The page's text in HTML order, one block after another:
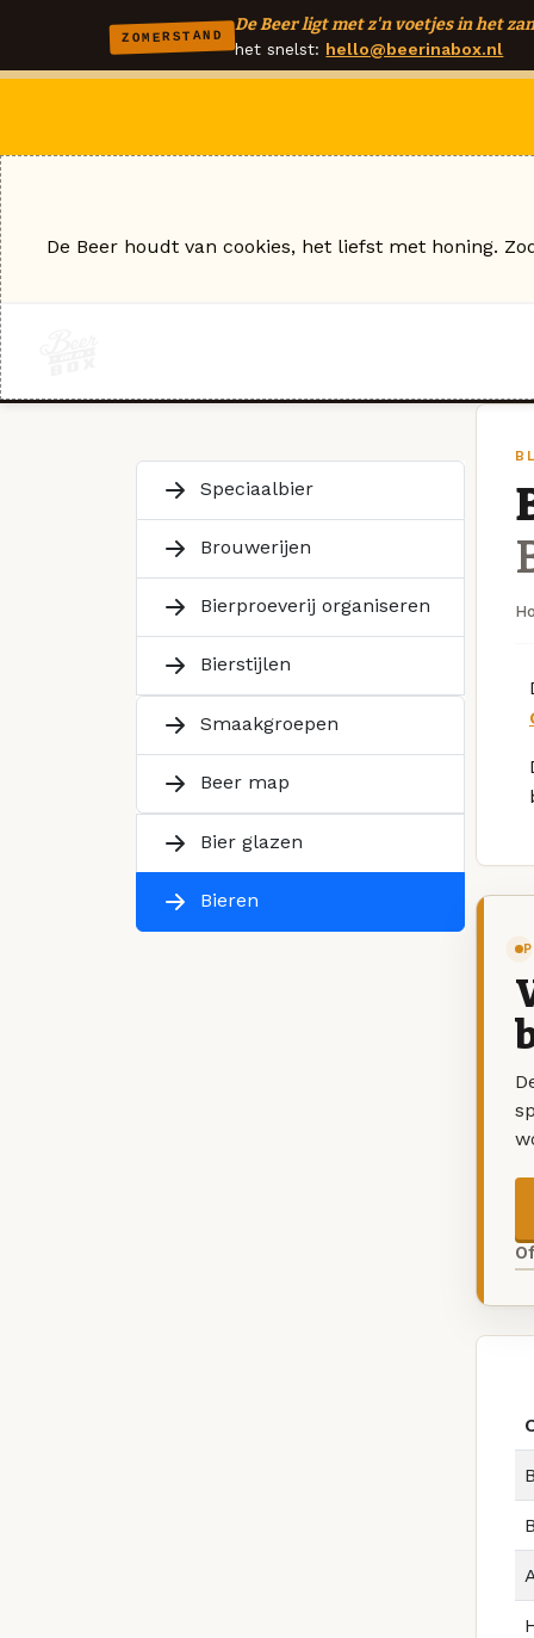
ZOMERSTAND
De Beer ligt met z'n voetjes in het
het snelst: hello@beerinabox.nl
Speciaalbier
Brouwerijen
Bierproeverij organiseren
Bierstijlen
Smaakgroepen
Beer map
Bier glazen
Bieren
De Beer houdt van cookies, het liefst met honing.